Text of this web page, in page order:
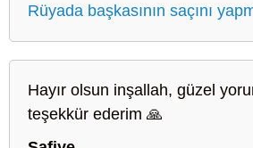
Rüyada başkasının saçını
Hayır olsun inşallah, güzel
teşekkür ederim 🙏